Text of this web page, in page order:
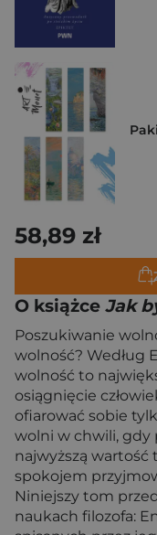
58,89 zł
O książce Jak
Poszukiwanie
wolność? Według
wolność to
osiągnięcie
ofiarować sobie
wolni w chwili, gdy
najwyższą wartość
spokojem
Niniejszy tom
naukach filozofa: